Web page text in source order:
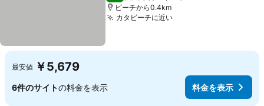
ビーチから0.4km
カタビーチに近い
最安値 ￥5,679
6件のサイトの料金を表示 料金を表示